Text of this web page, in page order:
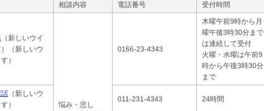
相談内容 電話番号 受付時間
（新しいウイ
（新しいウ
）
悩み・悲し
0166-23-4343
木曜午前9時から月
曜午後3時30分まで
は連続して受付
火曜・水曜は午前9
時から午後3時30分
まで
（新しいウ
）
011-231-4343 24時間